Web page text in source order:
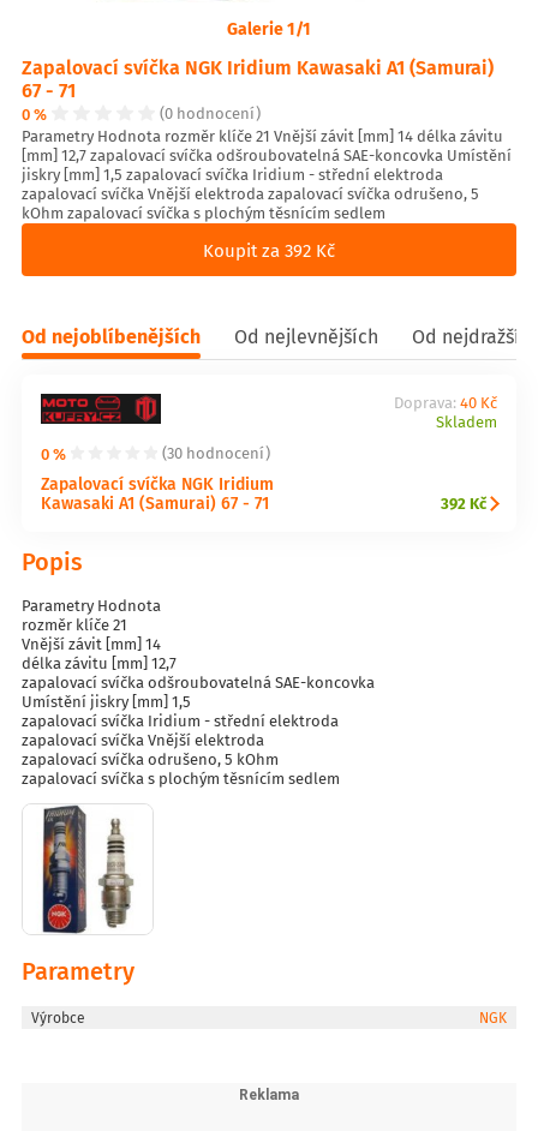
Galerie 1/1
Zapalovací svíčka NGK Iridium Kawasaki A1 (Samurai)
67 - 71
0 %
(0 hodnocení)
Parametry Hodnota rozměr klíče 21 Vnější závit [mm] 14 délka závitu
[mm] 12,7 zapalovací svíčka odšroubovatelná SAE-koncovka Umístění
jiskry [mm] 1,5 zapalovací svíčka Iridium - střední elektroda
zapalovací svíčka Vnější elektroda zapalovací svíčka odrušeno, 5
kOhm zapalovací svíčka s plochým těsnícím sedlem
Koupit za 392 Kč
Od nejoblíbenějších Od nejlevnějších Od
0 % (30 hodnocení)
Zapalovací svíčka NGK Iridium
Kawasaki A1 (Samurai) 67 - 71
Doprava: 40 Kč
Skladem
392 Kč
Popis
Parametry Hodnota
rozměr klíče 21
Vnější závit [mm] 14
délka závitu [mm] 12,7
zapalovací svíčka odšroubovatelná SAE-koncovka
Umístění jiskry [mm] 1,5
zapalovací svíčka Iridium - střední elektroda
zapalovací svíčka Vnější elektroda
zapalovací svíčka odrušeno, 5 kOhm
zapalovací svíčka s plochým těsnícím sedlem
Parametry
Výrobce NGK